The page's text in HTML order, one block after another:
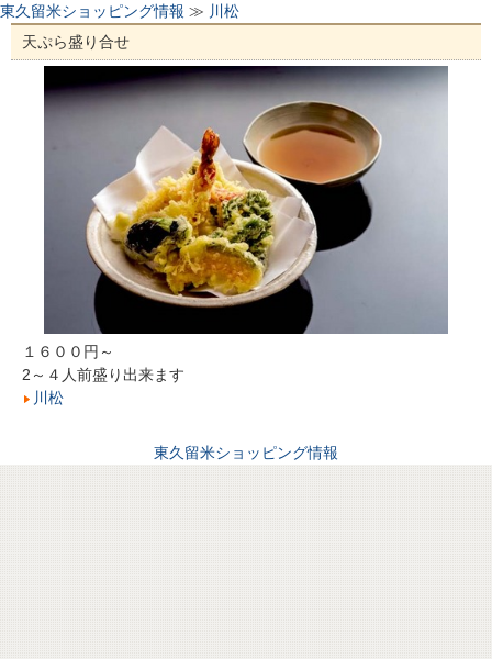
東久留米ショッピング情報 ≫ 川松
天ぷら盛り合せ
１６００円～
2～４人前盛り出来ます
川松
東久留米ショッピング情報